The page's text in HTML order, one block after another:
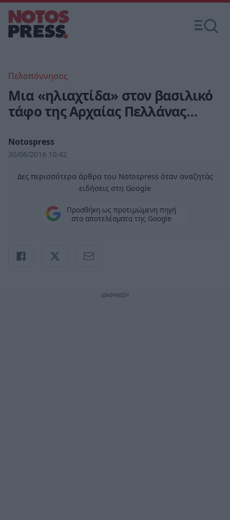
Πελοπόννησος
Μια «ηλιαχτίδα» στον βασιλικό
τάφο της Αρχαίας Πελλάνας…
Notospress
30/06/2016 10:42
Δες περισσότερα άρθρα του Notospress όταν αναζητάς
ειδήσεις στη Google
Προσθήκη ως προτιμώμενη πηγή
στα αποτελέσματα της Google